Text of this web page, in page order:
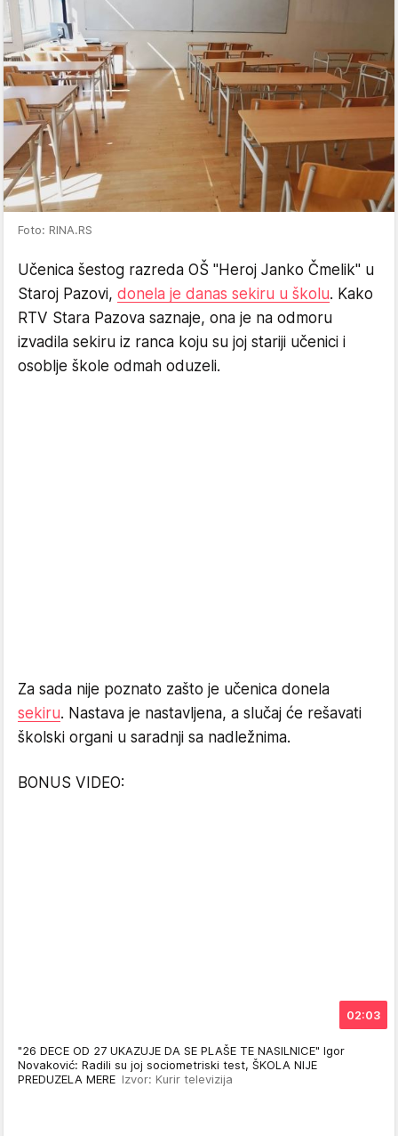
Foto: RINA.RS
Učenica šestog razreda OŠ "Heroj Janko Čmelik" u
Staroj Pazovi, donela je danas sekiru u školu. Kako
RTV Stara Pazova saznaje, ona je na odmoru
izvadila sekiru iz ranca koju su joj stariji učenici i
osoblje škole odmah oduzeli.
Za sada nije poznato zašto je učenica donela
sekiru. Nastava je nastavljena, a slučaj će rešavati
školski organi u saradnji sa nadležnima.
BONUS VIDEO:
02:03
"26 DECE OD 27 UKAZUJE DA SE PLAŠE TE NASILNICE" Igor
Novaković: Radili su joj sociometriski test, ŠKOLA NIJE
PREDUZELA MERE Izvor: Kurir televizija